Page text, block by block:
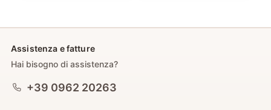
Assistenza e fatture
Hai bisogno di assistenza?
+39 0962 20263